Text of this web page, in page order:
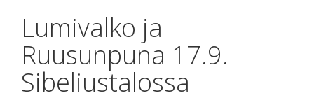
Lumivalko ja
Ruusunpuna 17.9.
Sibeliustalossa